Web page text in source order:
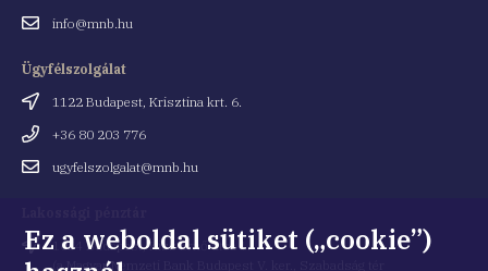
Emailinfo@mnb.hu
Ügyfélszolgálat
Cím
1122 Budapest, Krisztina krt. 6.
Telefonszám
+36 80 203 776
Emailugyfelszolgalat@mnb.hu
Cím 1054 Budapest, Kiss Ernő utca 1.
(a Magyar Nemzeti Bank Budapest V. ker., Szabadság tér
Ez a weboldal sütiket („cookie”)